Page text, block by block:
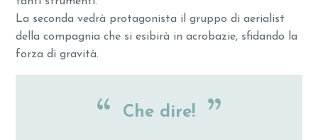
La seconda vedrà protagonista il gruppo di aerialist
della compagnia che si esibirà in acrobazie, sfidando la
forza di gravità.
Che dire!